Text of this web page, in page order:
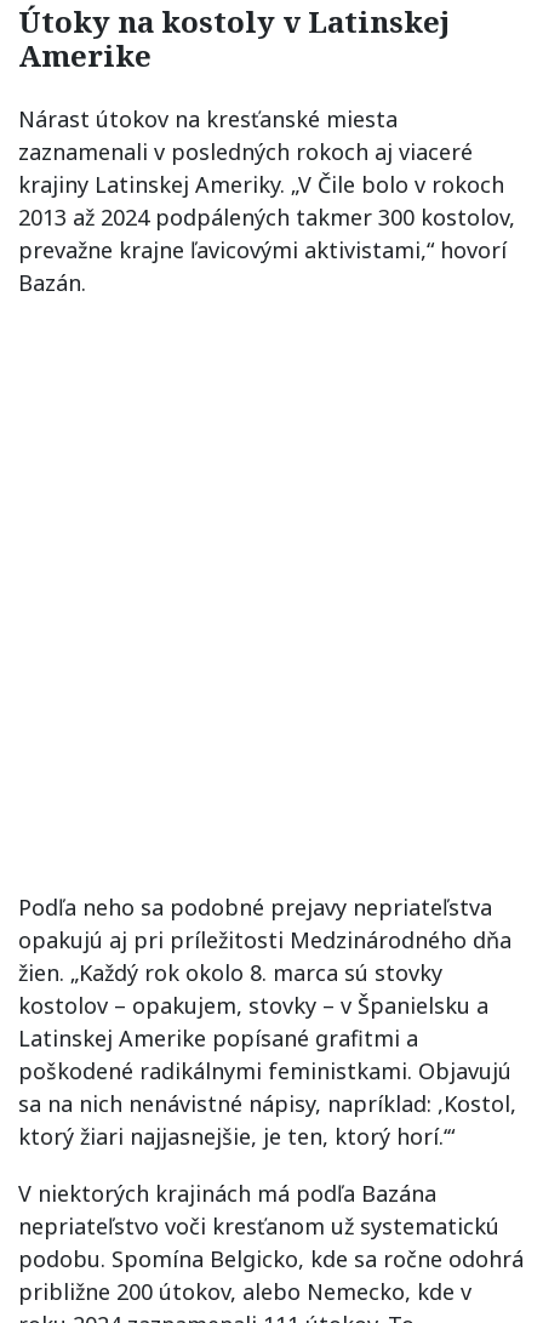
Útoky na kostoly v Latinskej
Amerike
Nárast útokov na kresťanské miesta
zaznamenali v posledných rokoch aj viaceré
krajiny Latinskej Ameriky. „V Čile bolo v rokoch
2013 až 2024 podpálených takmer 300 kostolov,
prevažne krajne ľavicovými aktivistami,“ hovorí
Bazán.
Podľa neho sa podobné prejavy nepriateľstva
opakujú aj pri príležitosti Medzinárodného dňa
žien. „Každý rok okolo 8. marca sú stovky
kostolov – opakujem, stovky – v Španielsku a
Latinskej Amerike popísané grafitmi a
poškodené radikálnymi feministkami. Objavujú
sa na nich nenávistné nápisy, napríklad: ,Kostol,
ktorý žiari najjasnejšie, je ten, ktorý horí.‘“
V niektorých krajinách má podľa Bazána
nepriateľstvo voči kresťanom už systematickú
podobu. Spomína Belgicko, kde sa ročne odohrá
približne 200 útokov, alebo Nemecko, kde v